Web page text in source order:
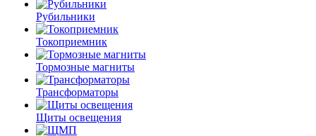
Рубильники
Токоприемник
Тормозные магниты
Трансформаторы
Щиты освещения